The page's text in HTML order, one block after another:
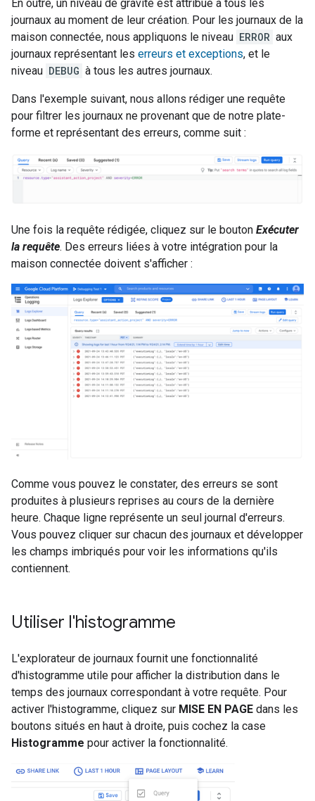
En outre, un niveau de gravité est attribué à tous les
journaux au moment de leur création. Pour les journaux de la
maison connectée, nous appliquons le niveau ERROR aux
journaux représentant les erreurs et exceptions, et le
niveau DEBUG à tous les autres journaux.
Dans l'exemple suivant, nous allons rédiger une requête
pour filtrer les journaux ne provenant que de notre plate-
forme et représentant des erreurs, comme suit :
Une fois la requête rédigée, cliquez sur le bouton Exécuter
la requête. Des erreurs liées à votre intégration pour la
maison connectée doivent s'afficher :
Comme vous pouvez le constater, des erreurs se sont
produites à plusieurs reprises au cours de la dernière
heure. Chaque ligne représente un seul journal d'erreurs.
Vous pouvez cliquer sur chacun des journaux et développer
les champs imbriqués pour voir les informations qu'ils
contiennent.
Utiliser l'histogramme
L'explorateur de journaux fournit une fonctionnalité
d'histogramme utile pour afficher la distribution dans le
temps des journaux correspondant à votre requête. Pour
activer l'histogramme, cliquez sur MISE EN PAGE dans les
boutons situés en haut à droite, puis cochez la case
Histogramme pour activer la fonctionnalité.